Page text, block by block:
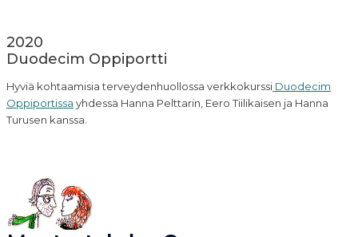
2020
Duodecim Oppiportti
Hyviä kohtaamisia terveydenhuollossa verkkokurssi Duodecim
Oppiportissa yhdessä Hanna Pelttarin, Eero Tiilikaisen ja Hanna
Turusen kanssa.